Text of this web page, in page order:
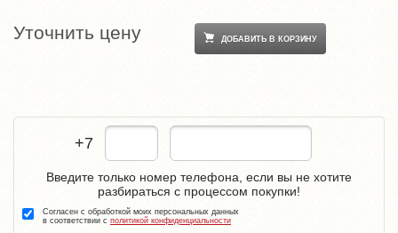
Уточнить цену ДОБАВИТЬ В КОРЗИНУ
+7
Введите только номер телефона, если вы не хотите
разбираться с процессом покупки!
Согласен с обработкой моих персональных данных
в соответствии с политикой конфиденциальности